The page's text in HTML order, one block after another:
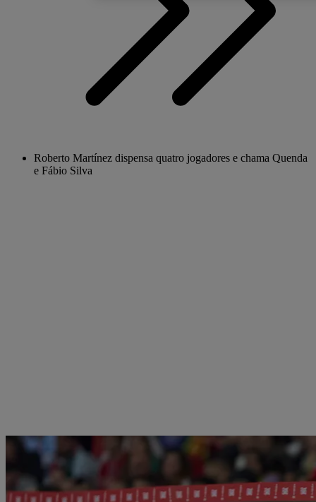
Roberto Martínez dispensa quatro jogadores e chama Quenda
e Fábio Silva